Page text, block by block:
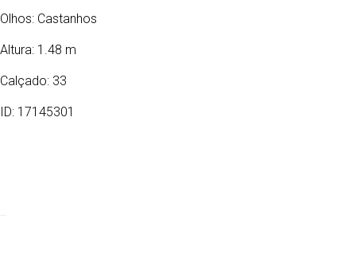
Olhos: Castanhos
Altura: 1.48 m
Calçado: 33
ID: 17145301